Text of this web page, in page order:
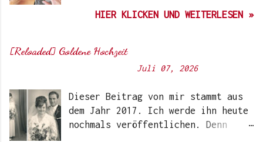
Euch. Aber nach 6 Monate, wo ich
durchwegs positives Ergebnis
vermelden. Die meisten dürften
Instagram kennen. Auch Ari hat auf
ihrem Blog schon darüber
berichtet. Ich selbst wurde das
HIER KLICKEN UND WEITERLESEN »
[Reloaded] Goldene Hochzeit
Juli 07, 2026
Dieser Beitrag von mir stammt aus
dem Jahr 2017. Ich werde ihn heute
nochmals veröffentlichen. Denn